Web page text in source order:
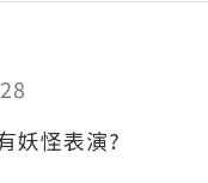
妖怪表演?